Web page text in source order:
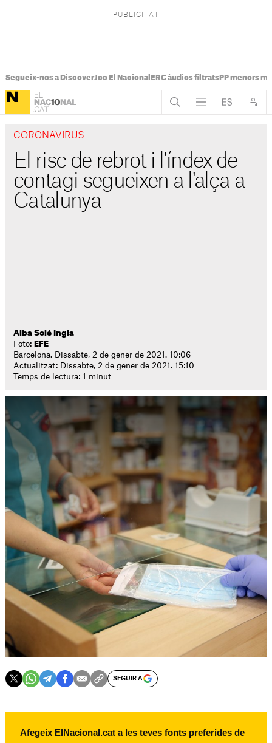
Segueix-nos a DiscoverJoc El Nacional ERC àudios filtratsPP menors
CORONAVIRUS
El risc de rebrot i l'índex de
contagi segueixen a l'alça a
Catalunya
Alba Solé Ingla
Foto: EFE
Barcelona. Dissabte, 2 de gener de 2021. 10:06
Actualitzat: Dissabte, 2 de gener de 2021. 15:10
Temps de lectura: 1 minut
SEGUIR A
Afegeix ElNacional.cat a les teves fonts preferides de